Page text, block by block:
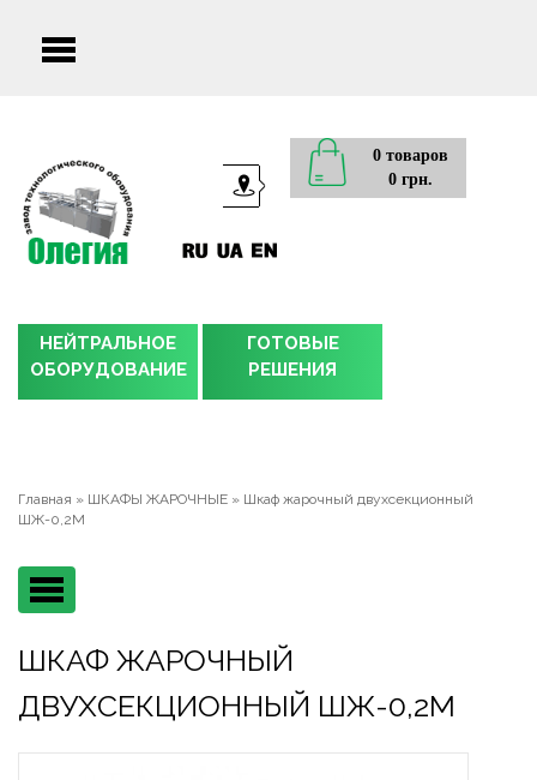
Main
0 товаров
0 грн.
НЕЙТРАЛЬНОЕ
ОБОРУДОВАНИЕ
ГОТОВЫЕ
РЕШЕНИЯ
Главная » ШКАФЫ ЖАРОЧНЫЕ » Шкаф жарочный двухсекционный
ШЖ-0,2М
Main
menu
ШКАФ ЖАРОЧНЫЙ
ДВУХСЕКЦИОННЫЙ ШЖ-0,2М